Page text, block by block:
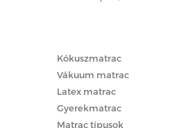
Kókuszmatrac
Vákuum matrac
Latex matrac
Gyerekmatrac
Matrac típusok